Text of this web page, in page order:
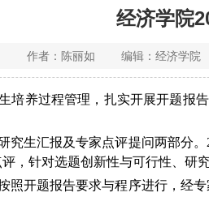
经济学院
作者：陈丽如 编辑：经济学
培养过程管理，扎实开展开题报
究生汇报及专家点评提问两部分
，针对选题创新性与可行性、研
照开题报告要求与程序进行，经